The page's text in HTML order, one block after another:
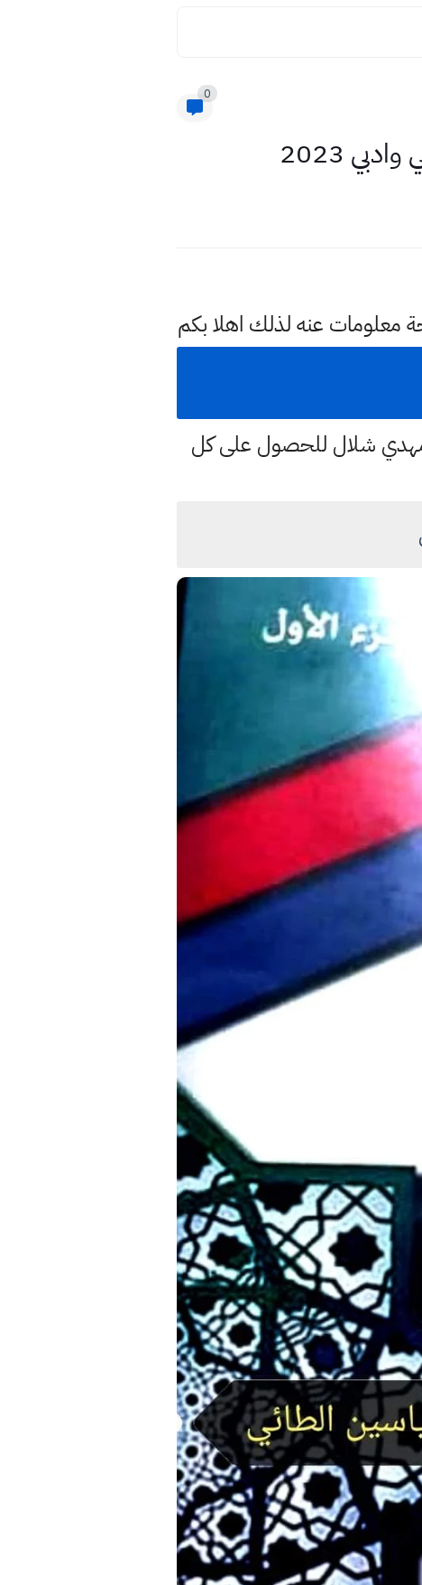
0
2023
معلومات عنه لذلك اهلا بكم
شلال للحصول على كل